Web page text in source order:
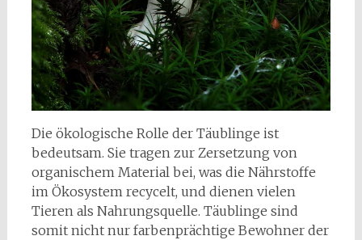
Die ökologische Rolle der Täublinge ist
bedeutsam. Sie tragen zur Zersetzung von
organischem Material bei, was die Nährstoffe
im Ökosystem recycelt, und dienen vielen
Tieren als Nahrungsquelle. Täublinge sind
somit nicht nur farbenprächtige Bewohner der